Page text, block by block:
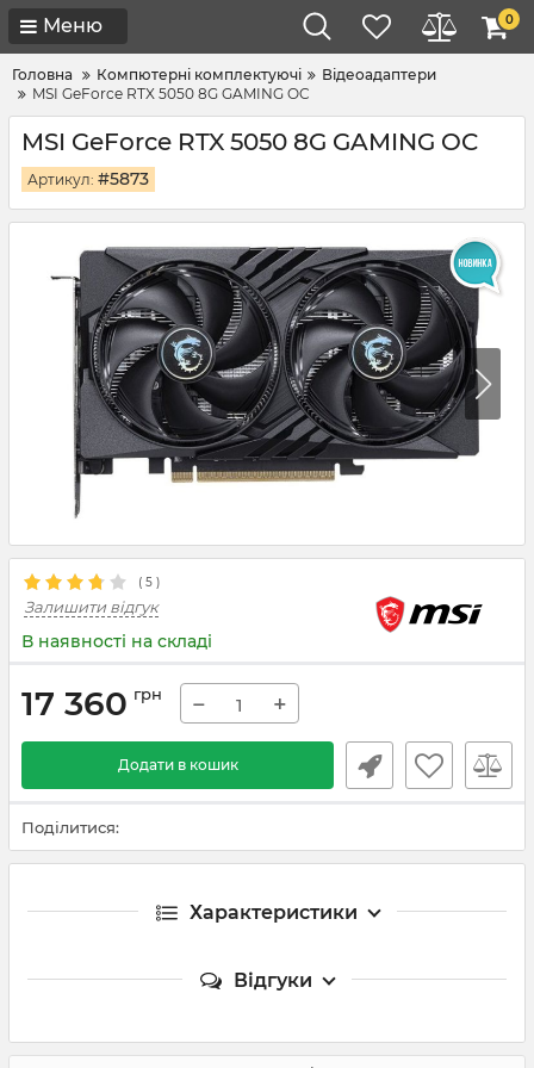
Меню 0
Головна Компютерні комплектуючі
Відеоадаптери
MSI GeForce RTX 5050 8G GAMING OC
MSI GeForce RTX 5050 8G GAMING OC
Артикул: #5873
( 5 )
Залишити відгук
В наявності на складі
17 360 грн − +
Додати в кошик
Поділитися:
Характеристики
Відгуки